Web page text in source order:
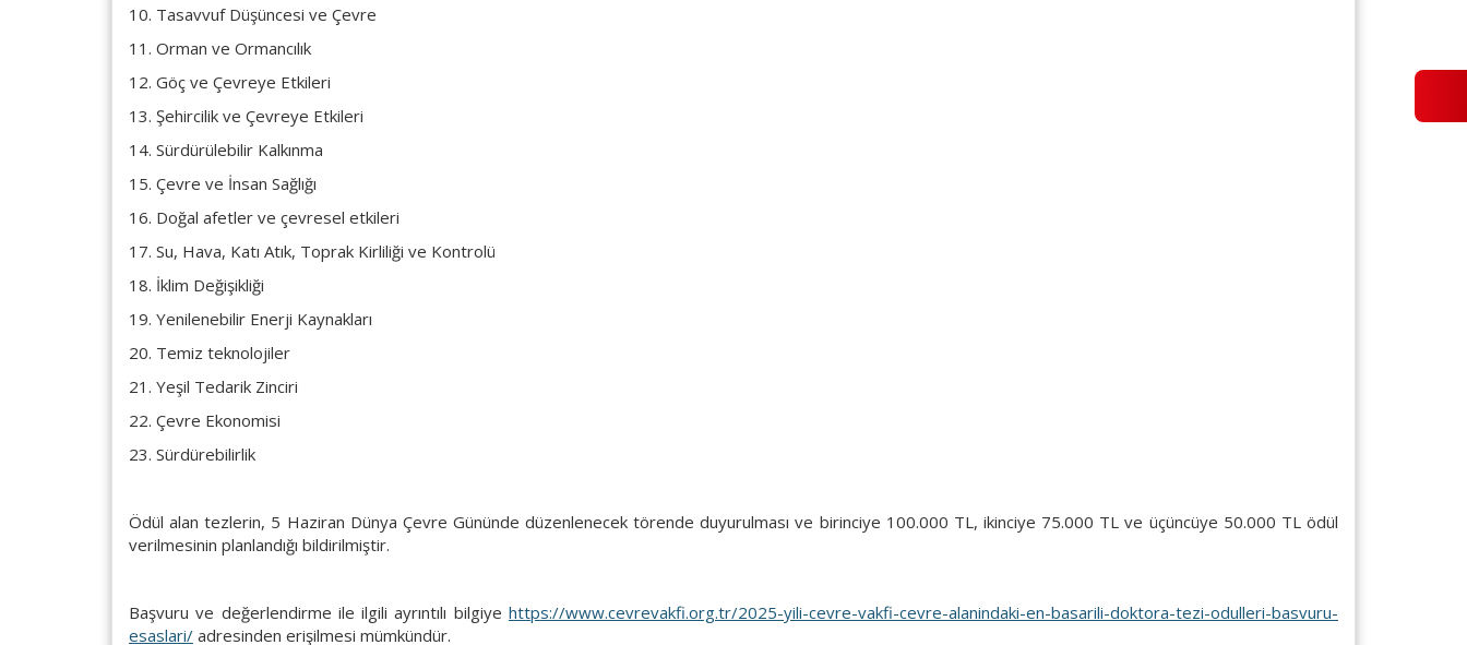
10. Tasavvuf Düşüncesi ve Çevre
11. Orman ve Ormancılık
12. Göç ve Çevreye Etkileri
13. Şehircilik ve Çevreye Etkileri
14. Sürdürülebilir Kalkınma
15. Çevre ve İnsan Sağlığı
16. Doğal afetler ve çevresel etkileri
17. Su, Hava, Katı Atık, Toprak Kirliliği ve Kontrolü
18. İklim Değişikliği
19. Yenilenebilir Enerji Kaynakları
20. Temiz teknolojiler
21. Yeşil Tedarik Zinciri
22. Çevre Ekonomisi
23. Sürdürebilirlik
Ödül alan tezlerin, 5 Haziran Dünya Çevre Gününde düzenlenecek törende duyurulması ve birinciye 100.000 TL, ikinciye 75.000 TL ve üçüncüye 50.000 TL ödül
verilmesinin planlandığı bildirilmiştir.
Başvuru ve değerlendirme ile ilgili ayrıntılı bilgiye https://www.cevrevakfi.org.tr/2025-yili-cevre-vakfi-cevre-alanindaki-en-basarili-doktora-tezi-odulleri-basvuru-
esaslari/ adresinden erişilmesi mümkündür.